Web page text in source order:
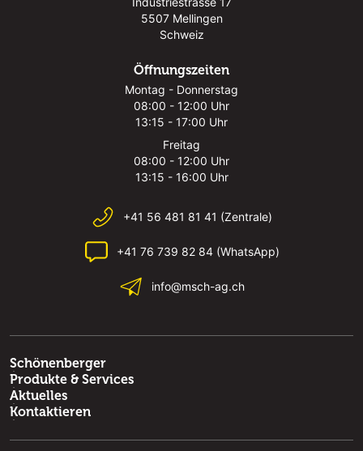
5507 Mellingen
Schweiz
Öffnungszeiten
Montag - Donnerstag
08:00 - 12:00 Uhr
13:15 - 17:00 Uhr
Freitag
08:00 - 12:00 Uhr
13:15 - 16:00 Uhr
+41 56 481 81 41 (Zentrale)
+41 76 739 82 84 (WhatsApp)
info@msch-ag.ch
Schönenberger
Produkte & Services
Aktuelles
Kontaktieren